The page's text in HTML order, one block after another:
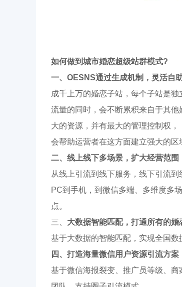
如何做到城市婚恋超级站群模式?
一、 OESNS通过生成机制， 灵活自
成千上万的婚恋子站，每个子站是
流量的同时，会不断累积来自于其
大的资源，并有最大的管理控制权，
会帮助运营者在这方面建立强大的区
二、线上线下多场景，扩大经营范围
从线上引流到线下服务，线下引流到
PC到手机，到微信多端、多维度多
点。
三、 大数据智能匹配， 打通所有的婚
基于大数据的智能匹配，实现全国数
四、打造海量微信用户资源引流方案
基于微信海报裂变、推广员等级、